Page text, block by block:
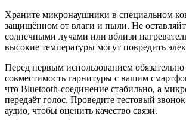
Храните микронаушники в специальном
защищённом от влаги и пыли. Не
солнечными лучами или вблизи
высокие температуры могут повредить
Перед первым использованием обязательно
совместимость гарнитуры с вашим
что Bluetooth-соединение стабильно, а
передаёт голос. Проведите тестовый
аудио, чтобы оценить качество связи.